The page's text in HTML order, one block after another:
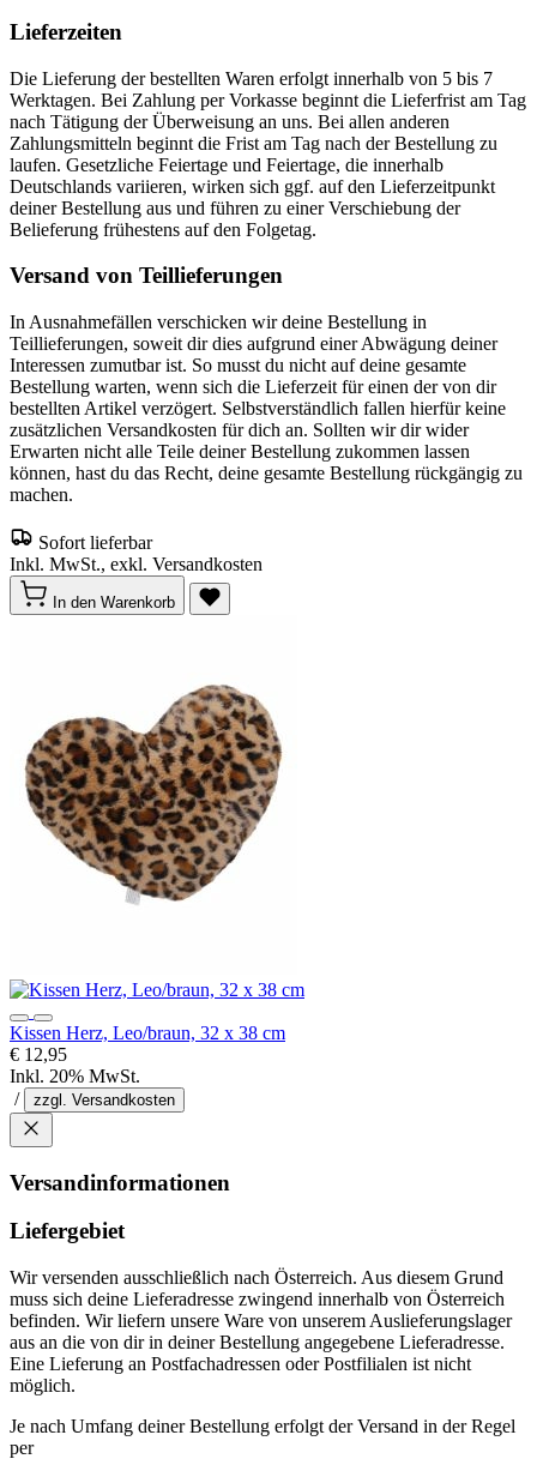
Lieferzeiten
Die Lieferung der bestellten Waren erfolgt innerhalb von 5 bis 7
Werktagen. Bei Zahlung per Vorkasse beginnt die Lieferfrist am Tag
nach Tätigung der Überweisung an uns. Bei allen anderen
Zahlungsmitteln beginnt die Frist am Tag nach der Bestellung zu
laufen. Gesetzliche Feiertage und Feiertage, die innerhalb
Deutschlands variieren, wirken sich ggf. auf den Lieferzeitpunkt
deiner Bestellung aus und führen zu einer Verschiebung der
Belieferung frühestens auf den Folgetag.
Versand von Teillieferungen
In Ausnahmefällen verschicken wir deine Bestellung in
Teillieferungen, soweit dir dies aufgrund einer Abwägung deiner
Interessen zumutbar ist. So musst du nicht auf deine gesamte
Bestellung warten, wenn sich die Lieferzeit für einen der von dir
bestellten Artikel verzögert. Selbstverständlich fallen hierfür keine
zusätzlichen Versandkosten für dich an. Sollten wir dir wider
Erwarten nicht alle Teile deiner Bestellung zukommen lassen
können, hast du das Recht, deine gesamte Bestellung rückgängig zu
machen.
Sofort lieferbar
Inkl. MwSt., exkl. Versandkosten
In den Warenkorb
Kissen Herz, Leo/braun, 32 x 38 cm
€ 12,95
Inkl. 20% MwSt.
/
zzgl. Versandkosten
Versandinformationen
Liefergebiet
Wir versenden ausschließlich nach Österreich. Aus diesem Grund
muss sich deine Lieferadresse zwingend innerhalb von Österreich
befinden. Wir liefern unsere Ware von unserem Auslieferungslager
aus an die von dir in deiner Bestellung angegebene Lieferadresse.
Eine Lieferung an Postfachadressen oder Postfilialen ist nicht
möglich.
Je nach Umfang deiner Bestellung erfolgt der Versand in der Regel
per